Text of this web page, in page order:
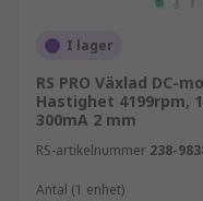
I lager
RS PRO Växlad DC-
Hastighet 4199rpm,
300mA 2 mm
RS-artikelnummer 238-
Antal (1 enhet)